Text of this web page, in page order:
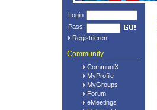
Login
Pass
Registrieren
Community
CommuniX
MyProfile
MyGroups
Forum
eMeetings